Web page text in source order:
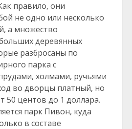
правило, они
не одно или несколько
а множество
деревянных
разбросаны по
парка с
холмами, ручьями
во дворцы платный, но
50 центов до 1 доллара.
парк Пивон, куда
в составе